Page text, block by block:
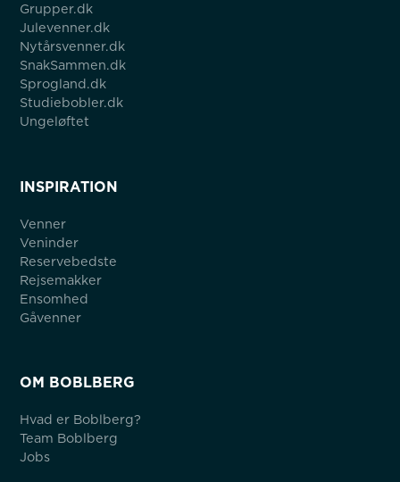
Grupper.dk
Julevenner.dk
Nytårsvenner.dk
SnakSammen.dk
Sprogland.dk
Studiebobler.dk
Ungeløftet
INSPIRATION
Venner
Veninder
Reservebedste
Rejsemakker
Ensomhed
Gåvenner
OM BOBLBERG
Hvad er Boblberg?
Team Boblberg
Jobs